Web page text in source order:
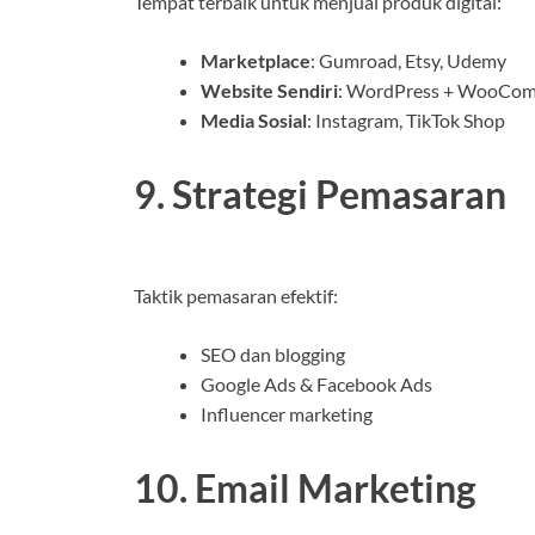
Marketplace: Gumroad, Etsy, Udemy
Website Sendiri: WordPress +
Media Sosial: Instagram, TikTok Shop
9. Strategi Pemasaran
Taktik pemasaran efektif:
SEO dan blogging
Google Ads & Facebook Ads
Influencer marketing
10. Email Marketing